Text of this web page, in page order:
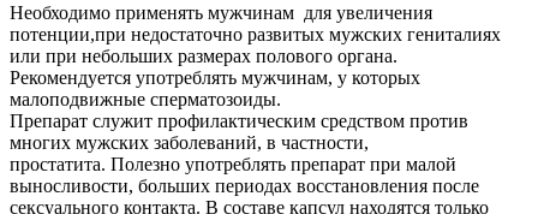
Необходимо применять мужчинам для увеличения
потенции,при недостаточно развитых мужских гениталиях
или при небольших размерах полового органа.
Рекомендуется употреблять мужчинам, у которых
малоподвижные сперматозоиды.
Препарат служит профилактическим средством против
многих мужских заболеваний, в частности,
простатита. Полезно употреблять препарат при малой
выносливости, больших периодах восстановления после
сексуального контакта. В составе капсул находятся только